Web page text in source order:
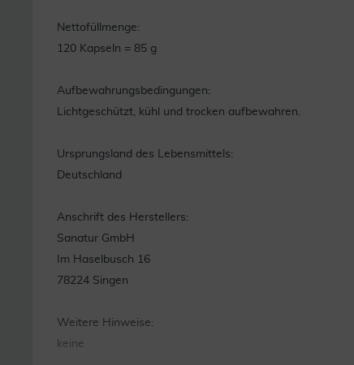
Nettofüllmenge:
120 Kapseln = 85 g
Aufbewahrungsbedingungen:
Lichtgeschützt, kühl und trocken aufbewahren.
Ursprungsland des Lebensmittels:
Deutschland
Anschrift des Herstellers:
Sanatur GmbH
Im Haselbusch 16
78224 Singen
Weitere Hinweise:
keine